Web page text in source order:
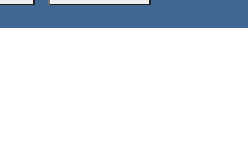
قبل 16 يوم